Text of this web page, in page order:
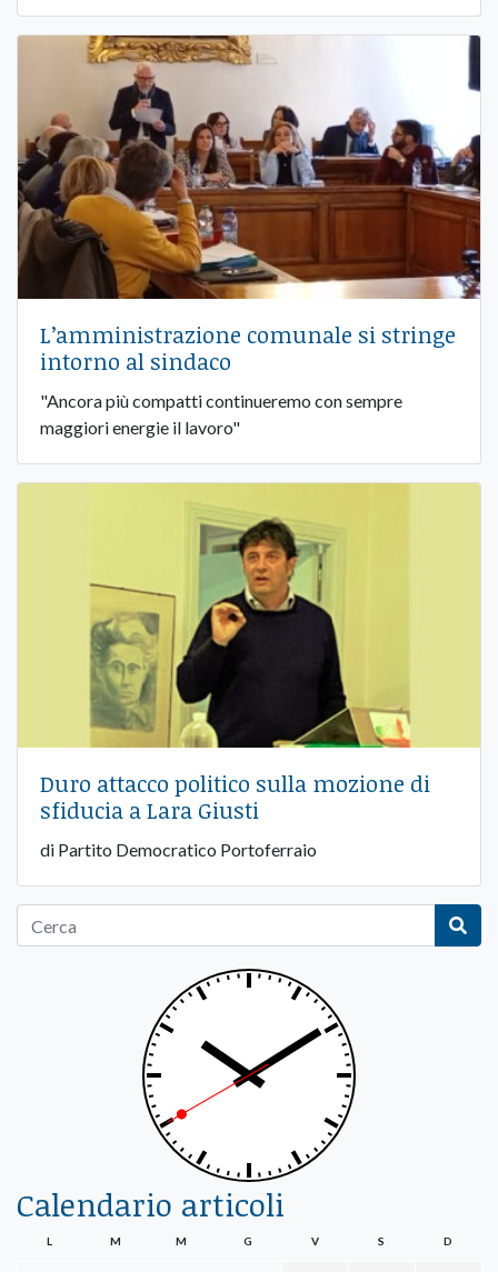
L’amministrazione comunale si stringe
intorno al sindaco
"Ancora più compatti continueremo con sempre
maggiori energie il lavoro"
Duro attacco politico sulla mozione di
sfiducia a Lara Giusti
di Partito Democratico Portoferraio
Calendario articoli
L M M G V S D